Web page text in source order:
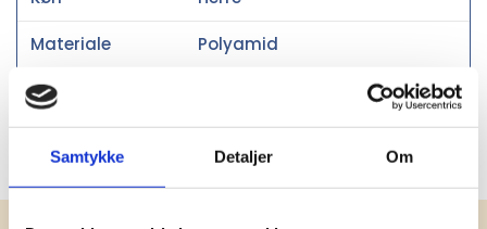
Samtykke Detaljer Om
Materiale Polyamid
Fit